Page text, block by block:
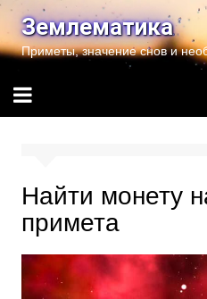
Перейти
содержимому
Землематика
Приметы, значение снов и
Найти монету
примета